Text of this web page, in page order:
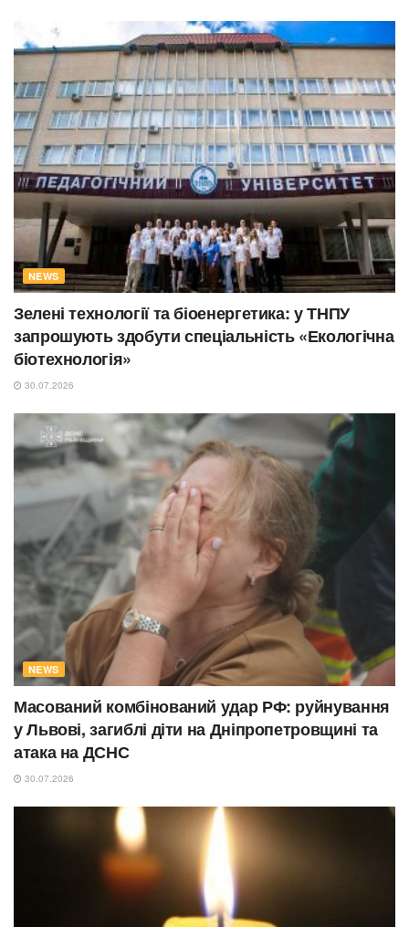
NEWS
Зелені технології та біоенергетика: у ТНПУ
запрошують здобути спеціальність «Екологічна
біотехнологія»
30.07.2026
NEWS
Масований комбінований удар РФ: руйнування
у Львові, загиблі діти на Дніпропетровщині та
атака на ДСНС
30.07.2026